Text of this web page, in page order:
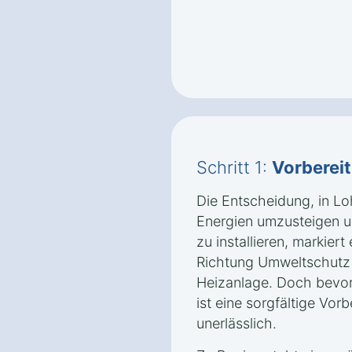
Schritt 1:
Die Entscheidung, in
Energien umzusteigen
zu installieren,
Richtung
Heizanlage. Doch
ist eine sorgfältige
unerlässlich.